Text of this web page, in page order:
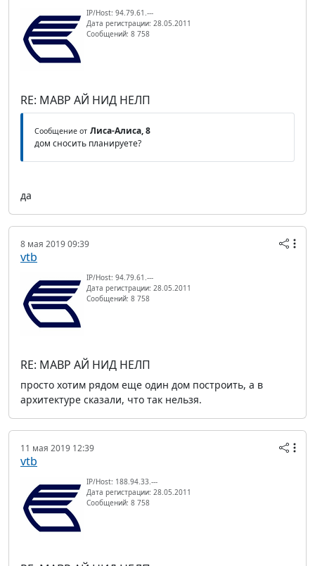
IP/Host: 94.79.61.---
Дата регистрации: 28.05.2011
Сообщений: 8 758
RE: МАВР АЙ НИД НЕЛП
Сообщение от Лиса-Алиса, 8
дом сносить планируете?
да
8 мая 2019 09:39
vtb
IP/Host: 94.79.61.---
Дата регистрации: 28.05.2011
Сообщений: 8 758
RE: МАВР АЙ НИД НЕЛП
просто хотим рядом еще один дом построить, а в
архитектуре сказали, что так нельзя.
11 мая 2019 12:39
vtb
IP/Host: 188.94.33.---
Дата регистрации: 28.05.2011
Сообщений: 8 758